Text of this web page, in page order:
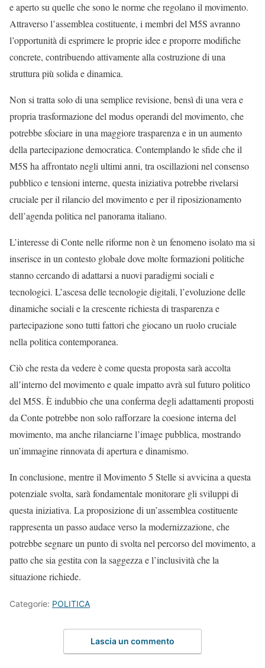
e aperto su quelle che sono le norme che regolano il movimento.
Attraverso l’assemblea costituente, i membri del M5S avranno
l’opportunità di esprimere le proprie idee e proporre modifiche
concrete, contribuendo attivamente alla costruzione di una
struttura più solida e dinamica.
Non si tratta solo di una semplice revisione, bensì di una vera e
propria trasformazione del modus operandi del movimento, che
potrebbe sfociare in una maggiore trasparenza e in un aumento
della partecipazione democratica. Contemplando le sfide che il
M5S ha affrontato negli ultimi anni, tra oscillazioni nel consenso
pubblico e tensioni interne, questa iniziativa potrebbe rivelarsi
cruciale per il rilancio del movimento e per il riposizionamento
dell’agenda politica nel panorama italiano.
L’interesse di Conte nelle riforme non è un fenomeno isolato ma si
inserisce in un contesto globale dove molte formazioni politiche
stanno cercando di adattarsi a nuovi paradigmi sociali e
tecnologici. L’ascesa delle tecnologie digitali, l’evoluzione delle
dinamiche sociali e la crescente richiesta di trasparenza e
partecipazione sono tutti fattori che giocano un ruolo cruciale
nella politica contemporanea.
Ciò che resta da vedere è come questa proposta sarà accolta
all’interno del movimento e quale impatto avrà sul futuro politico
del M5S. È indubbio che una conferma degli adattamenti proposti
da Conte potrebbe non solo rafforzare la coesione interna del
movimento, ma anche rilanciarne l’image pubblica, mostrando
un’immagine rinnovata di apertura e dinamismo.
In conclusione, mentre il Movimento 5 Stelle si avvicina a questa
potenziale svolta, sarà fondamentale monitorare gli sviluppi di
questa iniziativa. La proposizione di un’assemblea costituente
rappresenta un passo audace verso la modernizzazione, che
potrebbe segnare un punto di svolta nel percorso del movimento, a
patto che sia gestita con la saggezza e l’inclusività che la
situazione richiede.
Categorie: POLITICA
Lascia un commento